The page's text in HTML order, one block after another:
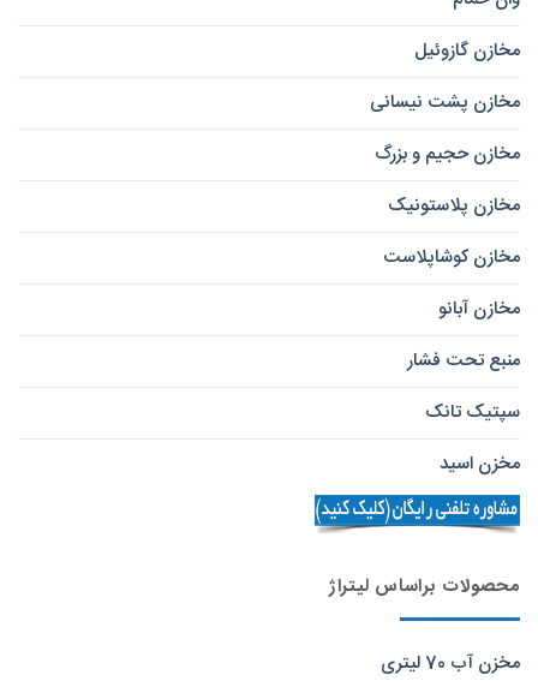
مخازن گازوئیل
مخازن پشت نیسانی
مخازن حجیم و بزرگ
مخازن پلاستونیک
مخازن کوشاپلاست
مخازن آبانو
منبع تحت فشار
سپتیک تانک
مخزن اسید
محصولات براساس لیتراژ
مخزن آب 70 لیتری